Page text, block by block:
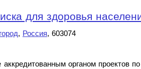
для здоровья
, Россия, 603074
аккредитованным органом проектов